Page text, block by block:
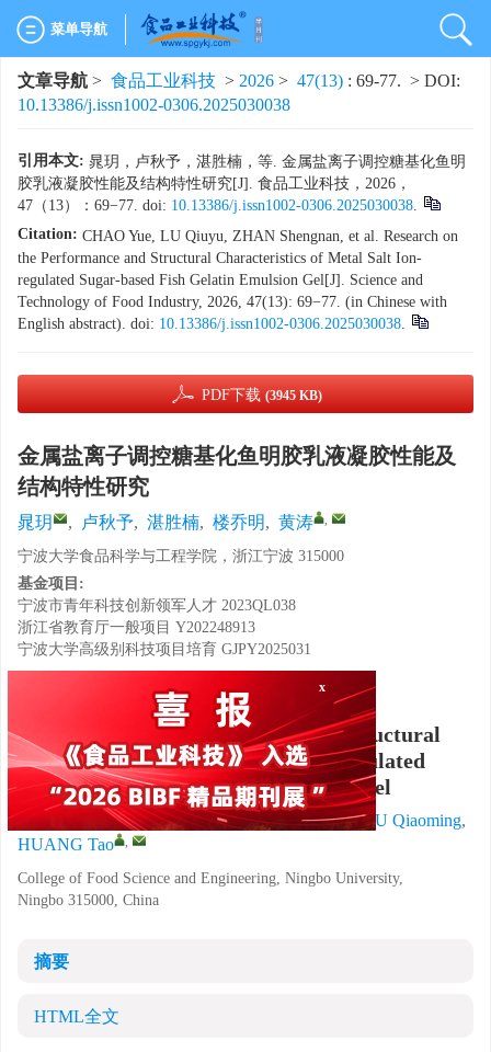
菜单导航
文章导航 > 食品工业科技 > 2026 > 47(13) : 69-77. > DOI:
10.13386/j.issn1002-0306.2025030038
引用本文: 晁玥，卢秋予，湛胜楠，等. 金属盐离子调控糖基化鱼明
胶乳液凝胶性能及结构特性研究[J]. 食品工业科技，2026，
47（13）：69−77. doi: 10.13386/j.issn1002-0306.2025030038.
Citation: CHAO Yue, LU Qiuyu, ZHAN Shengnan, et al. Research on
the Performance and Structural Characteristics of Metal Salt Ion-
regulated Sugar-based Fish Gelatin Emulsion Gel[J]. Science and
Technology of Food Industry, 2026, 47(13): 69−77. (in Chinese with
English abstract). doi: 10.13386/j.issn1002-0306.2025030038.
PDF下载 (3945 KB)
金属盐离子调控糖基化鱼明胶乳液凝胶性能及
结构特性研究
晁玥 , 卢秋予, 湛胜楠, 楼乔明, 黄涛 ,
宁波大学食品科学与工程学院，浙江宁波 315000
基金项目:
宁波市青年科技创新领军人才 2023QL038
浙江省教育厅一般项目 Y202248913
宁波大学高级别科技项目培育 GJPY2025031
Research on the Performance and Structural
Characteristics of Metal Salt Ion-regulated
Sugar-based Fish Gelatin Emulsion Gel
CHAO Yue , LU Qiuyu, ZHAN Shengnan, LOU Qiaoming,
HUANG Tao
,
College of Food Science and Engineering, Ningbo University,
Ningbo 315000, China
摘要
HTML全文
x